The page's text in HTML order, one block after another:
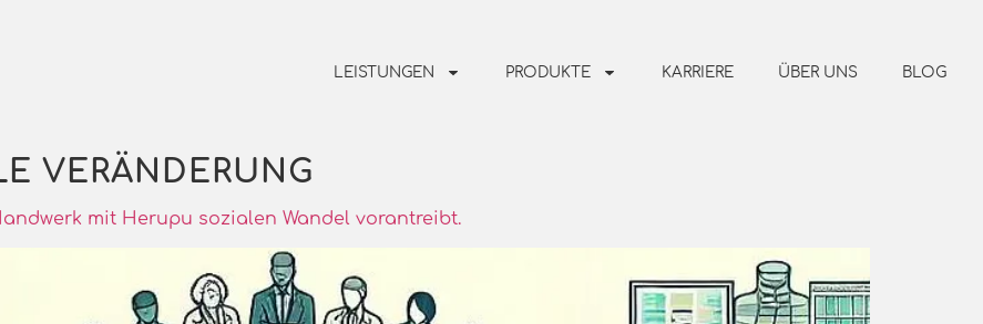
LEISTUNGEN PRODUKTE KARRIERE ÜBER UNS BLOG
VERÄNDERUNG
mit Herupu sozialen Wandel vorantreibt.